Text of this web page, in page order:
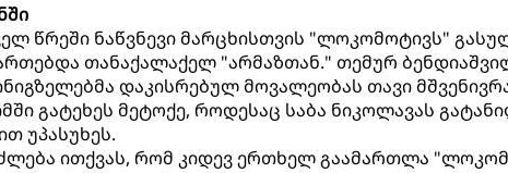
წრეში ნაწვნევი მარცხისთვის "ლოკომოტივს"
თანაქალაქელ "არმაზთან." თემურ
დაკისრებულ მოვალეობას თავი
გატეხეს მეტოქე, როდესაც საბა ნიკოლავას
უპასუხეს.
ითქვას, რომ კიდევ ერთხელ გაამართლა